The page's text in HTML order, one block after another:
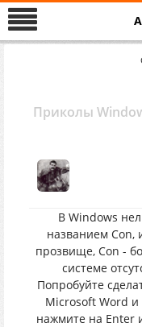
Приколы
В Windows
названием Con,
прозвище, Con -
системе
Попробуйте
Microsoft Word и
нажмите на Enter